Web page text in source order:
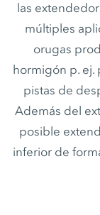
las
múltiples
orugas
hormigón p. ej.
pistas de
Además del
posible
inferior de